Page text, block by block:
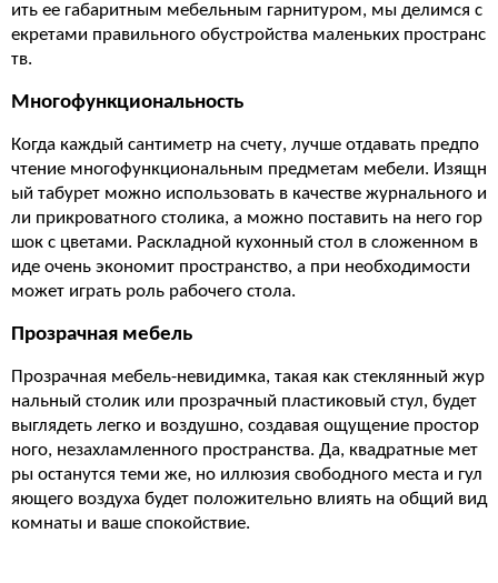
ить ее габаритным мебельным гарнитуром, мы делимся с
екретами правильного обустройства маленьких пространс
тв.
Многофункциональность
Когда каждый сантиметр на счету, лучше отдавать предпо
чтение многофункциональным предметам мебели. Изящн
ый табурет можно использовать в качестве журнального и
ли прикроватного столика, а можно поставить на него гор
шок с цветами. Раскладной кухонный стол в сложенном в
иде очень экономит пространство, а при необходимости
может играть роль рабочего стола.
Прозрачная мебель
Прозрачная мебель-невидимка, такая как стеклянный жур
нальный столик или прозрачный пластиковый стул, будет
выглядеть легко и воздушно, создавая ощущение простор
ного, незахламленного пространства. Да, квадратные мет
ры останутся теми же, но иллюзия свободного места и гул
яющего воздуха будет положительно влиять на общий вид
комнаты и ваше спокойствие.